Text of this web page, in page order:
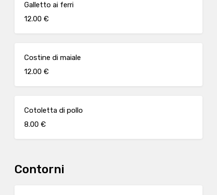
Galletto ai ferri
12.00 €
Costine di maiale
12.00 €
Cotoletta di pollo
8.00 €
Contorni